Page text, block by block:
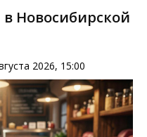
Новосибирской
2026, 15:00